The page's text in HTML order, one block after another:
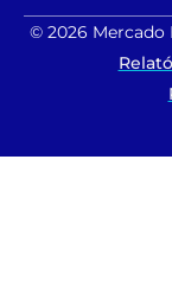
© 2026 Mercado